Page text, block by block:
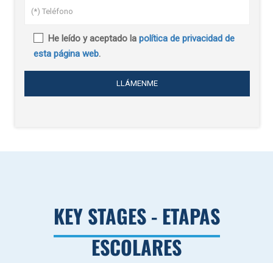
He leído y aceptado la política de privacidad de
esta página web.
KEY STAGES - ETAPAS
ESCOLARES